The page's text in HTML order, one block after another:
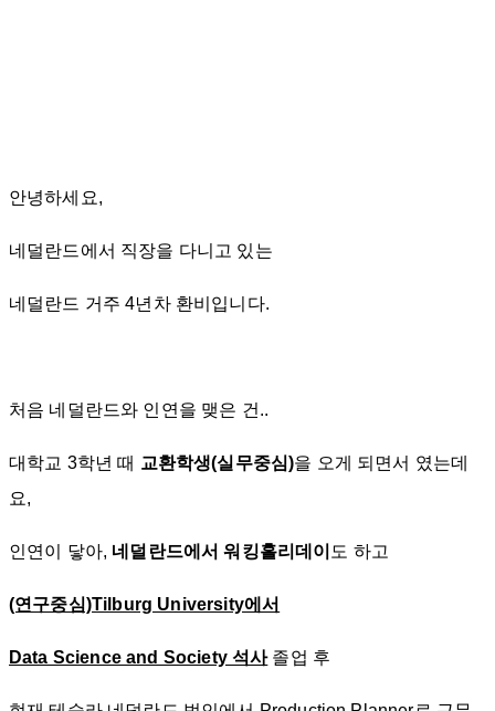
안녕하세요,
네덜란드에서 직장을 다니고 있는
네덜란드 거주 4년차 환비입니다.
처음 네덜란드와 인연을 맺은 건..
대학교 3학년 때 교환학생(실무중심)을 오게 되면서 였는데
요,
인연이 닿아, 네덜란드에서 워킹홀리데이 도 하고
(연구중심)Tilburg University에서
Data Science and Society 석사졸업 후